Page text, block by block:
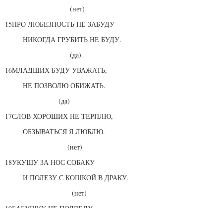
(нет)
15ПРО ЛЮБЕЗНОСТЬ НЕ ЗАБУДУ -
НИКОГДА ГРУБИТЬ НЕ БУДУ.
(да)
16МЛАДШИХ БУДУ УВАЖАТЬ,
НЕ ПОЗВОЛЮ ОБИЖАТЬ.
(да)
17СЛОВ ХОРОШИХ НЕ ТЕРПЛЮ,
ОБЗЫВАТЬСЯ Я ЛЮБЛЮ.
(нет)
18УКУШУ ЗА НОС СОБАКУ
И ПОЛЕЗУ С КОШКОЙ В ДРАКУ.
(нет)